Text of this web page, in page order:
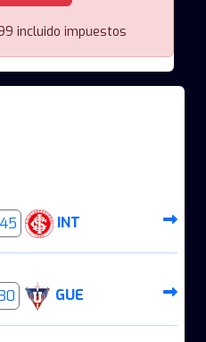
INT
GUE
incluido impuestos